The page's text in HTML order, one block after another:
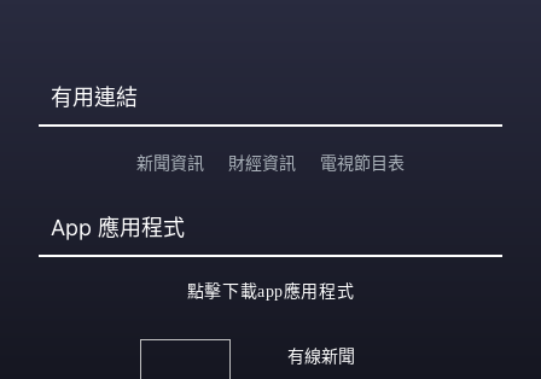
有用連結
新聞資訊 財經資訊 電視節目表
App 應用程式
點擊下載app應用程式
有線新聞